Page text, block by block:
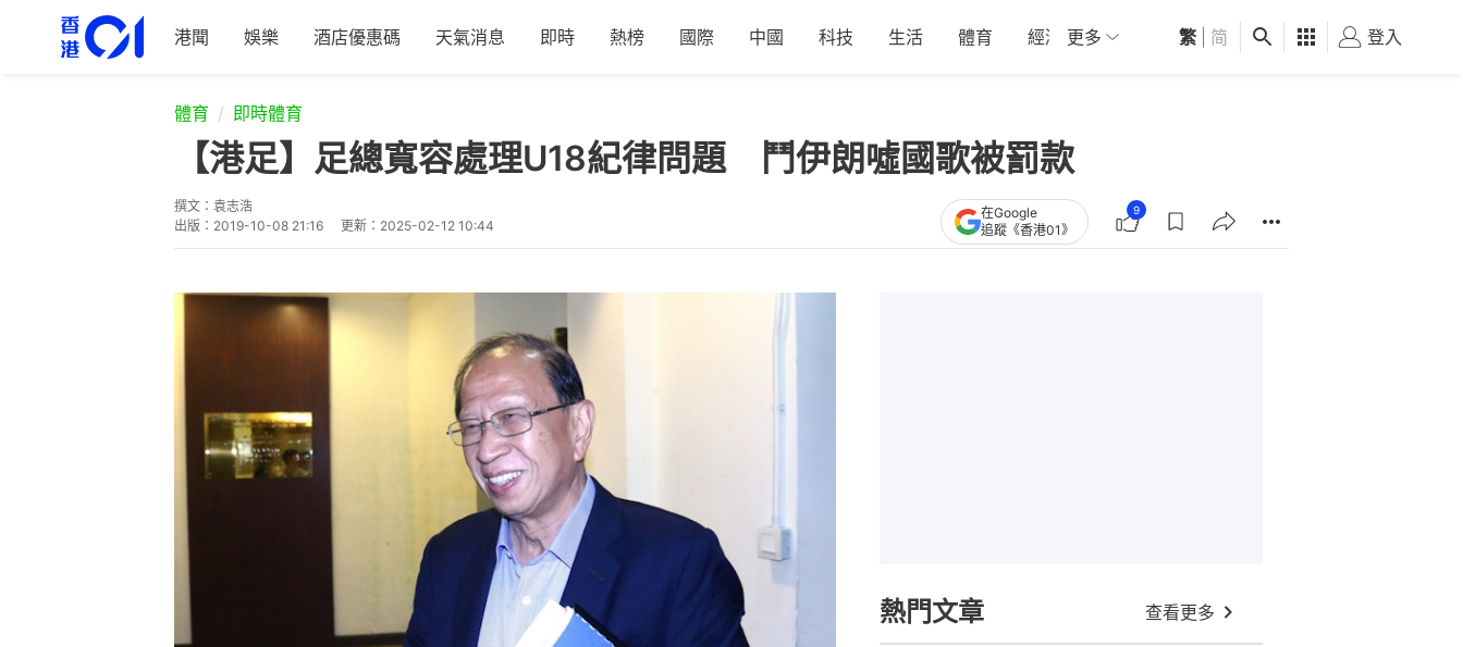
港聞 娛樂 酒店優惠碼 天氣消息 即時 熱榜 國際 中國 科技 生活 體育 經濟 01深圳 觀點 健康 好食玩飛
更多 繁 简 登入
體育 即時體育
【港足】足總寬容處理U18紀律問題 鬥伊朗噓國歌被罰款
撰文： 袁志浩
出版： 2019-10-08 21:16 更新： 2025-02-12 10:44
在Google
追蹤《香港01》
9
熱門文章 查看更多